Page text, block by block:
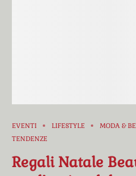
EVENTI LIFESTYLE MODA &
TENDENZE
Regali Natale